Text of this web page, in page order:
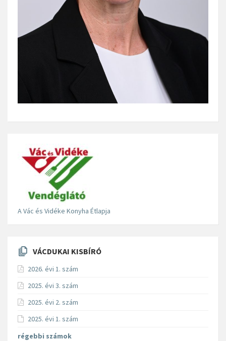
A Vác és Vidéke Konyha Étlapja
VÁCDUKAI KISBÍRÓ
2026. évi 1. szám
2025. évi 3. szám
2025. évi 2. szám
2025. évi 1. szám
régebbi számok